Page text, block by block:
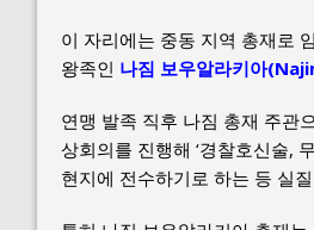
이 자리에는 중동 지역 총재로
왕족인 나짐 보우알라키아
연맹 발족 직후 나짐 총재 주관
상회의를 진행해 ‘경찰호신술,
현지에 전수하기로 하는 등 실